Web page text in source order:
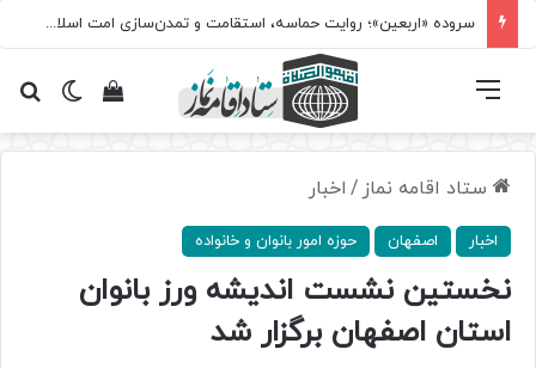
سروده‌ «اربعین»؛ روایت حماسه، استقامت و تمدن‌سازی امت اسلامی
تغییرمشاهده فهرست
ستاد اقامه نماز / اخبار
اخبار اصفهان حوزه امور بانوان و خانواده
نخستین نشست اندیشه ورز بانوان
استان اصفهان برگزار شد